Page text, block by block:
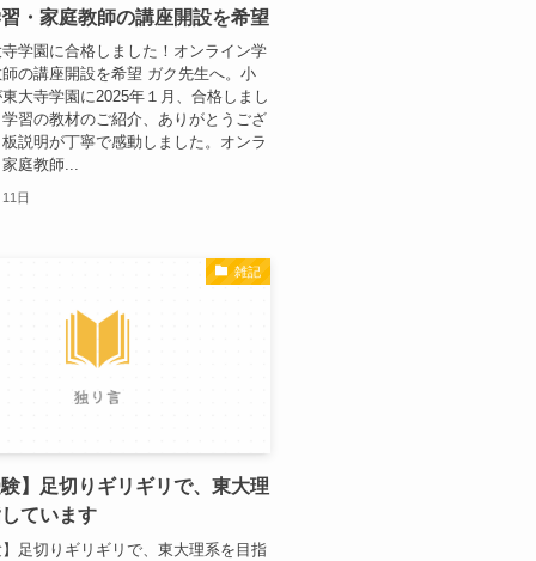
・家庭教師の講座開設を希望
学園に合格しました！オンライン学
の講座開設を希望 ガク先生へ。小
大寺学園に2025年１月、合格しまし
習の教材のご紹介、ありがとうござ
説明が丁寧で感動しました。オンラ
庭教師...
日
雑記
験】足切りギリギリで、東大理
ています
】足切りギリギリで、東大理系を目指